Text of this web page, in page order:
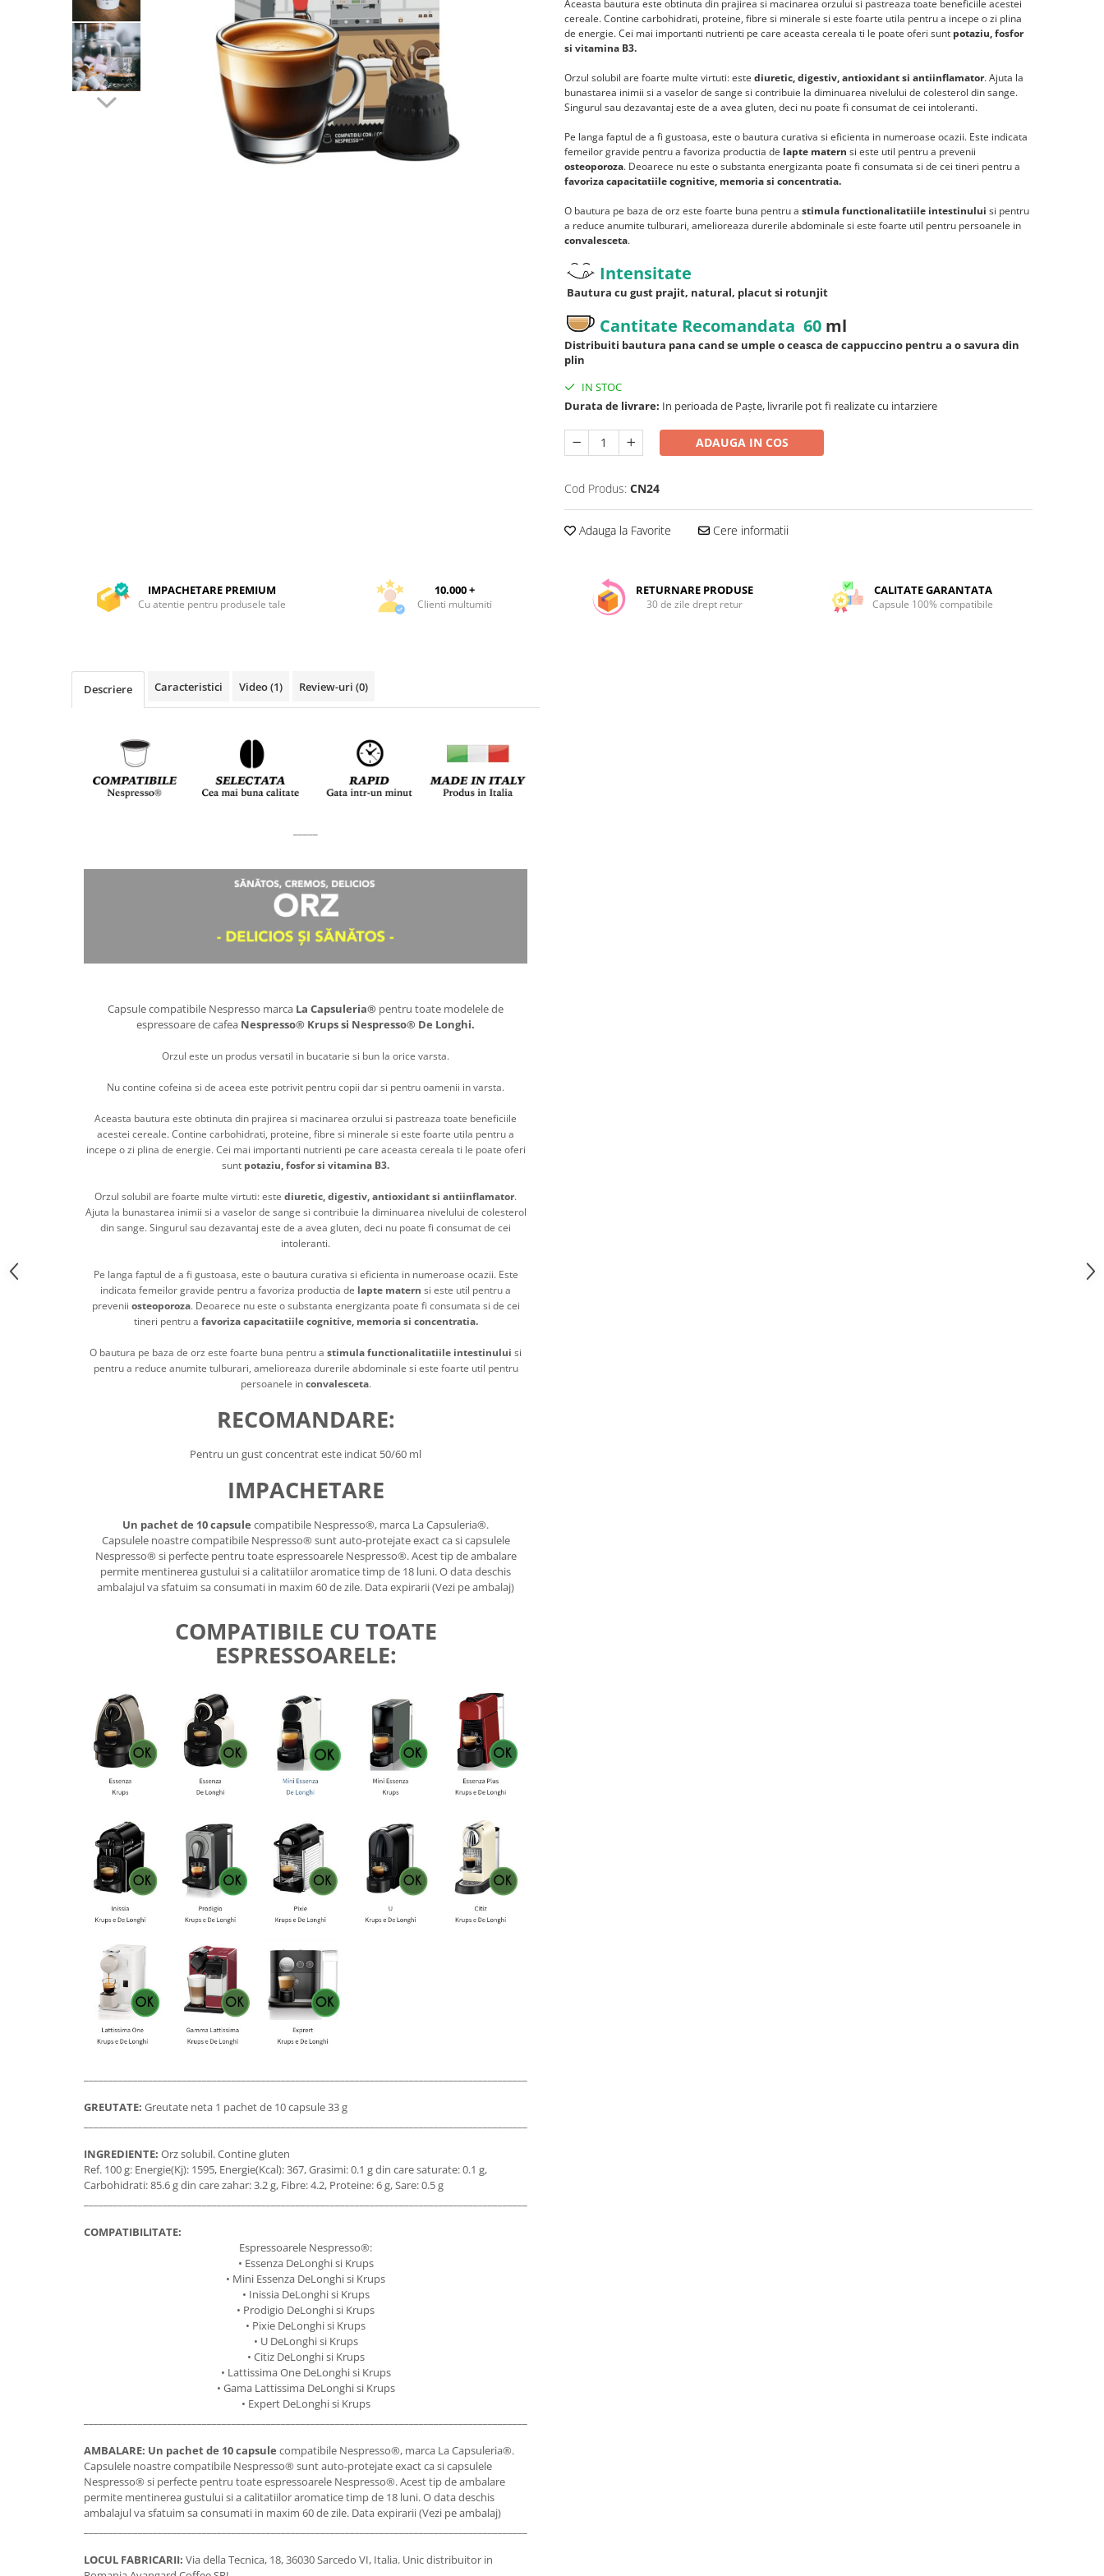
Capsule compatibile Bialetti
Capsule compatibile Beanz
Capsule compatibile Uno System
Capsule compatibile Caffitaly
PADURI CAFEA & MONODOZE
Aceasta bautura este obtinuta din prajirea si macinarea orzului si pastreaza toate beneficiile acestei
cereale. Contine carbohidrati, proteine, fibre si minerale si este foarte utila pentru a incepe o zi plina
de energie. Cei mai importanti nutrienti pe care aceasta cereala ti le poate oferi sunt potaziu, fosfor
si vitamina B3.
Orzul solubil are foarte multe virtuti: este diuretic, digestiv, antioxidant si antiinflamator. Ajuta la
bunastarea inimii si a vaselor de sange si contribuie la diminuarea nivelului de colesterol din sange.
Singurul sau dezavantaj este de a avea gluten, deci nu poate fi consumat de cei intoleranti.
Pe langa faptul de a fi gustoasa, este o bautura curativa si eficienta in numeroase ocazii. Este indicata
femeilor gravide pentru a favoriza productia de lapte matern si este util pentru a prevenii
osteoporoza. Deoarece nu este o substanta energizanta poate fi consumata si de cei tineri pentru a
favoriza capacitatiile cognitive, memoria si concentratia.
O bautura pe baza de orz este foarte buna pentru a stimula functionalitatiile intestinului si pentru
a reduce anumite tulburari, amelioreaza durerile abdominale si este foarte util pentru persoanele in
convalesceta.
Intensitate
Bautura cu gust prajit, natural, placut si rotunjit
Cantitate Recomandata 60 ml
Distribuiti bautura pana cand se umple o ceasca de cappuccino pentru a o savura din
plin
IN STOC
Durata de livrare: In perioada de Paște, livrarile pot fi realizate cu intarziere
ADAUGA IN COS
Cod Produs: CN24
Adauga la Favorite Cere informatii
IMPACHETARE PREMIUM
Cu atentie pentru produsele tale
10.000 +
Clienti multumiti
RETURNARE PRODUSE
30 de zile drept retur
CALITATE GARANTATA
Capsule 100% compatibile
Descriere Caracteristici Video(1) Review-uri (0)
Capsule compatibile Nespresso marca La Capsuleria® pentru toate modelele de
espressoare de cafea Nespresso® Krups si Nespresso® De Longhi.
Orzul este un produs versatil in bucatarie si bun la orice varsta.
Nu contine cofeina si de aceea este potrivit pentru copii dar si pentru oamenii in varsta.
Aceasta bautura este obtinuta din prajirea si macinarea orzului si pastreaza toate beneficiile
acestei cereale. Contine carbohidrati, proteine, fibre si minerale si este foarte utila pentru a
incepe o zi plina de energie. Cei mai importanti nutrienti pe care aceasta cereala ti le poate oferi
sunt potaziu, fosfor si vitamina B3.
Orzul solubil are foarte multe virtuti: este diuretic, digestiv, antioxidant si antiinflamator.
Ajuta la bunastarea inimii si a vaselor de sange si contribuie la diminuarea nivelului de colesterol
din sange. Singurul sau dezavantaj este de a avea gluten, deci nu poate fi consumat de cei
intoleranti.
Pe langa faptul de a fi gustoasa, este o bautura curativa si eficienta in numeroase ocazii. Este
indicata femeilor gravide pentru a favoriza productia de lapte matern si este util pentru a
prevenii osteoporoza. Deoarece nu este o substanta energizanta poate fi consumata si de cei
tineri pentru a favoriza capacitatiile cognitive, memoria si concentratia.
O bautura pe baza de orz este foarte buna pentru a stimula functionalitatiile intestinului si
pentru a reduce anumite tulburari, amelioreaza durerile abdominale si este foarte util pentru
persoanele inconvalesceta.
RECOMANDARE:
Pentru un gust concentrat este indicat 50/60 ml
IMPACHETARE
Un pachet de 10 capsule compatibile Nespresso®, marca La Capsuleria®.
Capsulele noastre compatibile Nespresso® sunt auto-protejate exact ca si capsulele
Nespresso® si perfecte pentru toate espressoarele Nespresso®. Acest tip de ambalare
permite mentinerea gustului si a calitatiilor aromatice timp de 18 luni. O data deschis
ambalajul va sfatuim sa consumati in maxim 60 de zile. Data expirarii (Vezi pe ambalaj)
COMPATIBILE CU TOATE
ESPRESSOARELE:
GREUTATE: Greutate neta 1 pachet de 10 capsule 33 g
INGREDIENTE: Orz solubil. Contine gluten
Ref. 100 g: Energie(Kj): 1595, Energie(Kcal): 367, Grasimi: 0.1 g din care saturate: 0.1 g,
Carbohidrati: 85.6 g din care zahar: 3.2 g, Fibre: 4.2, Proteine: 6 g, Sare: 0.5 g
COMPATIBILITATE:
Espressoarele Nespresso®:
• Essenza DeLonghi si Krups
• Mini Essenza DeLonghi si Krups
• Inissia DeLonghi si Krups
• Prodigio DeLonghi si Krups
• Pixie DeLonghi si Krups
• U DeLonghi si Krups
• Citiz DeLonghi si Krups
• Lattissima One DeLonghi si Krups
• Gama Lattissima DeLonghi si Krups
• Expert DeLonghi si Krups
AMBALARE: Un pachet de 10 capsule compatibile Nespresso®, marca La Capsuleria®.
Capsulele noastre compatibile Nespresso® sunt auto-protejate exact ca si capsulele
Nespresso® si perfecte pentru toate espressoarele Nespresso®. Acest tip de ambalare
permite mentinerea gustului si a calitatiilor aromatice timp de 18 luni. O data deschis
ambalajul va sfatuim sa consumati in maxim 60 de zile. Data expirarii (Vezi pe ambalaj)
LOCUL FABRICARII: Via della Tecnica, 18, 36030 Sarcedo VI, Italia. Unic distribuitor in